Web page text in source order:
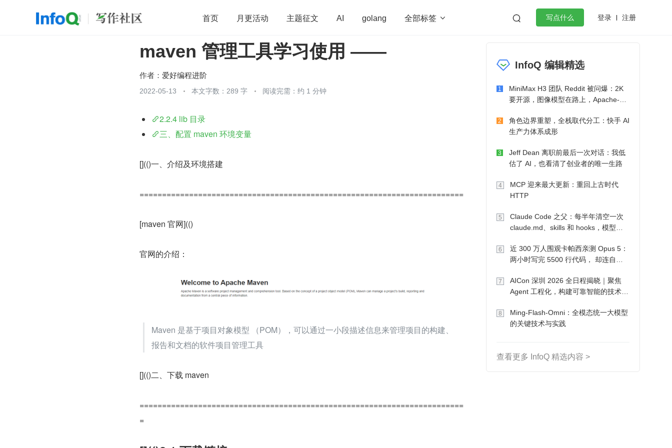
首页 月更活动 主题征文 AI golang 全部标签   写点什么 登录 注册
开源 架构 OpenHarmony 算法 学习方法
团队管理 微服务架构 flutter
maven 管理工具学习使用 ——
作者： 爱好编程进阶
2022-05-13 本文字数：289 字 阅读完需：约 1 分钟
2.2.4 lib 目录
三、配置 maven 环境变量
[](()一、介绍及环境搭建
========================================================================
[maven 官网](()
官网的介绍：
Maven 是基于项目对象模型 （POM），可以通过一小段描述信息来管理项目的构建、
报告和文档的软件项目管理工具
[](()二、下载 maven
========================================================================
=
InfoQ 编辑精选
1
MiniMax H3 团队 Reddit 被问爆：2K
要开源，图像模型在路上，Apache-2.0
2
角色边界重塑，全栈取代分工：快手 AI
生产力体系成形
3
Jeff Dean 离职前最后一次对话：我低
估了 AI，也看清了创业者的唯一生路
4
MCP 迎来最大更新：重回上古时代
HTTP
5
Claude Code 之父：每半年清空一次
claude.md、skills 和 hooks，模型自
6
近 300 万人围观卡帕西亲测 Opus 5：
两小时写完 5500 行代码， 却连自己
7
AICon 深圳 2026 全日程揭晓｜聚焦
Agent 工程化，构建可靠智能的技术路
8
Ming-Flash-Omni：全模态统一大模型
的关键技术与实践
查看更多 InfoQ 精选内容 >